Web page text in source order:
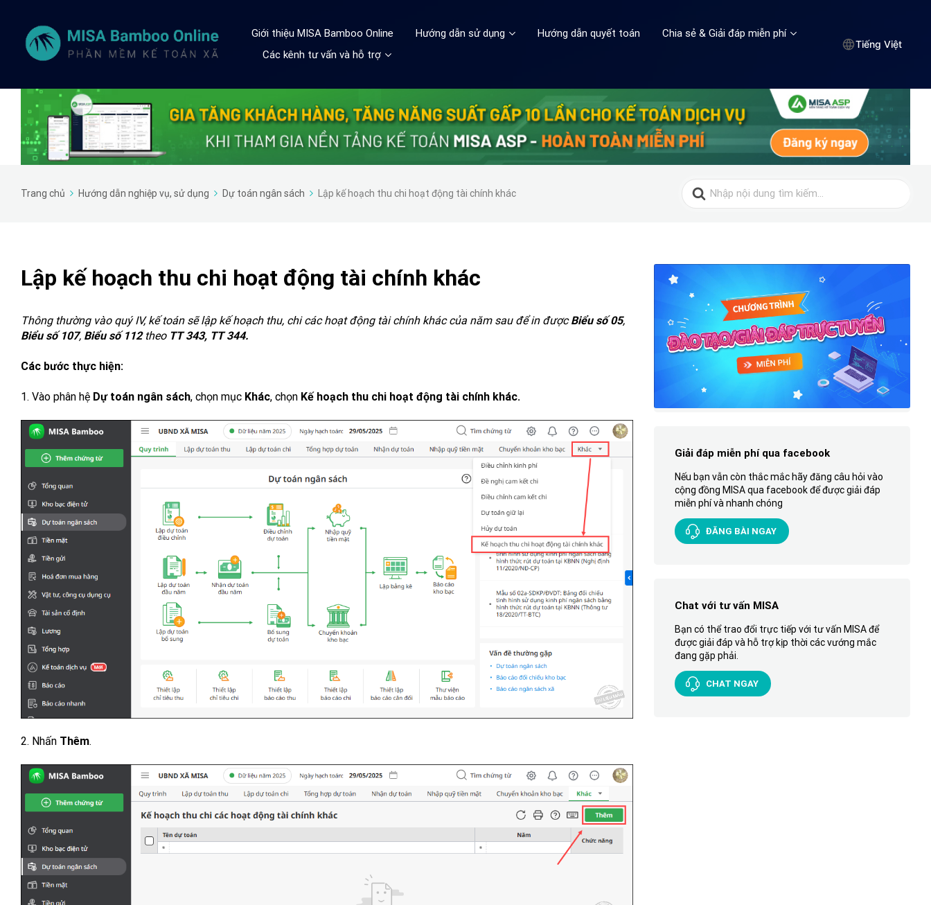
Giới thiệu MISA Bamboo Online Hướng dẫn sử dụng Hướng dẫn quyết toán
Chia sẻ & Giải đáp miễn phí
Các kênh tư vấn và hỗ trợ
Tiếng Việt
Trang chủ Hướng dẫn nghiệp vụ, sử dụng Dự toán ngân sách Lập kế hoạch thu chi hoạt động tài chính khác
Search
for:
Lập kế hoạch thu chi hoạt động tài chính khác
Thông thường vào quý IV, kế toán sẽ lập kế hoạch thu, chi các hoạt động tài chính khác của năm sau để in đượcBiểu số 05,
Biểu số 107, Biểu số 112theo TT 343, TT 344.
Các bước thực hiện:
1. Vào phân hệ Dự toán ngân sách, chọn mục Khác, chọn Kế hoạch thu chi hoạt động tài chính khác.
2. Nhấn Thêm.
Giải đáp miễn phí qua facebook
Nếu bạn vẫn còn thắc mắc hãy đăng câu hỏi vào
cộng đồng MISA qua facebook để được giải đáp
miễn phí và nhanh chóng
ĐĂNG BÀI NGAY
Chat với tư vấn MISA
Bạn có thể trao đổi trực tiếp với tư vấn MISA để
được giải đáp và hỗ trợ kịp thời các vướng mắc
đang gặp phải.
CHAT NGAY